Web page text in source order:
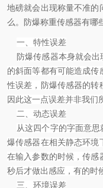
地磅就会出现称量不准的
么。防爆称重传感器有哪
一、特性误差
防爆传感器本身就会
的斜面等都有可能造成
性误差，防爆传感器的转
因此这一点误差并非我们
二、动态误差
从这四个字的字面意思
爆传感器在相关静态环境
在输入参数的时候，传感
秒后才做出感应，有的时
三、环境误差